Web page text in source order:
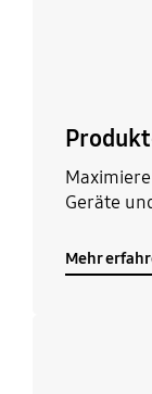
Geräte
Mehr